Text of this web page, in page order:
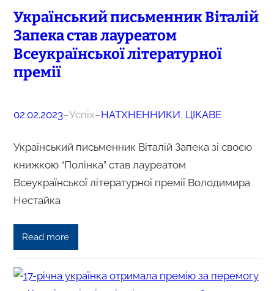
Український письменник Віталій
Запека став лауреатом
Всеукраїнської літературної
премії
02.02.2023–Успіх–НАТХНЕННИКИ, ЦІКАВЕ
Український письменник Віталій Запека зі своєю
книжкою “Полінка” став лауреатом
Всеукраїнської літературної премії Володимира
Нестайка
Read more